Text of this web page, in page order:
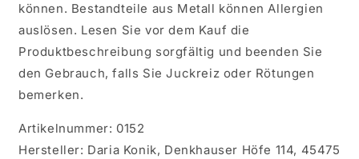
können. Bestandteile aus Metall können Allergien
auslösen. Lesen Sie vor dem Kauf die
Produktbeschreibung sorgfältig und beenden Sie
den Gebrauch, falls Sie Juckreiz oder Rötungen
bemerken.
Artikelnummer: 0152
Hersteller: Daria Konik, Denkhauser Höfe 114, 45475